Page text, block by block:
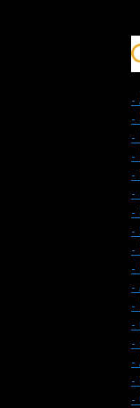
-
-
-
-
-
-
-
-
-
-
-
-
-
-
-
-
-